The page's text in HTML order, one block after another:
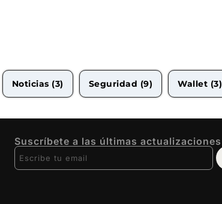
Noticias (3) Seguridad (9) Wallet (3)
Suscríbete a las últimas actualizaciones